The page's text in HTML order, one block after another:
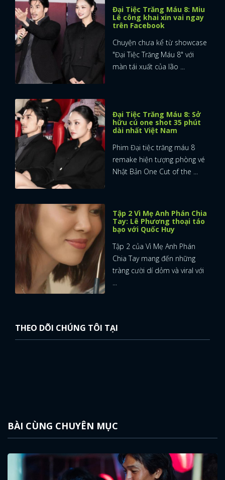
Đại Tiệc Trăng Máu 8: Miu
Lê công khai xin vai ngay
trên Facebook
Chuyện chưa kể từ showcase
"Đại Tiệc Trăng Máu 8" với
màn tái xuất của lão ...
Đại Tiệc Trăng Máu 8: Sở
hữu cú one shot 35 phút
dài nhất Việt Nam
Phim Đại tiệc trăng máu 8
remake hiện tượng phòng vé
Nhật Bản One Cut of the ...
Tập 2 Vì Mẹ Anh Phán Chia
Tay: Lê Phương thoại táo
bạo với Quốc Huy
Tập 2 của Vì Mẹ Anh Phán
Chia Tay mang đến những
tràng cười dí dỏm và viral với
THEO DÕI CHÚNG TÔI TẠI
BÀI CÙNG CHUYÊN MỤC